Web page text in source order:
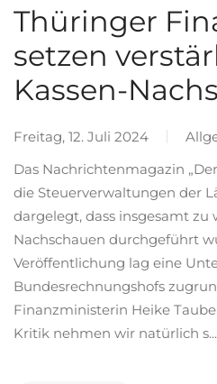
Thüringer
setzen
Kassen-
Freitag, 12. Juli 2024
Das Nachrichtenmagazin
die Steuerverwaltungen der
dargelegt, dass insgesamt zu
Nachschauen durchgeführt
Veröffentlichung lag eine
Bundesrechnungshofs
Finanzministerin Heike
Kritik nehmen wir natürlich s...